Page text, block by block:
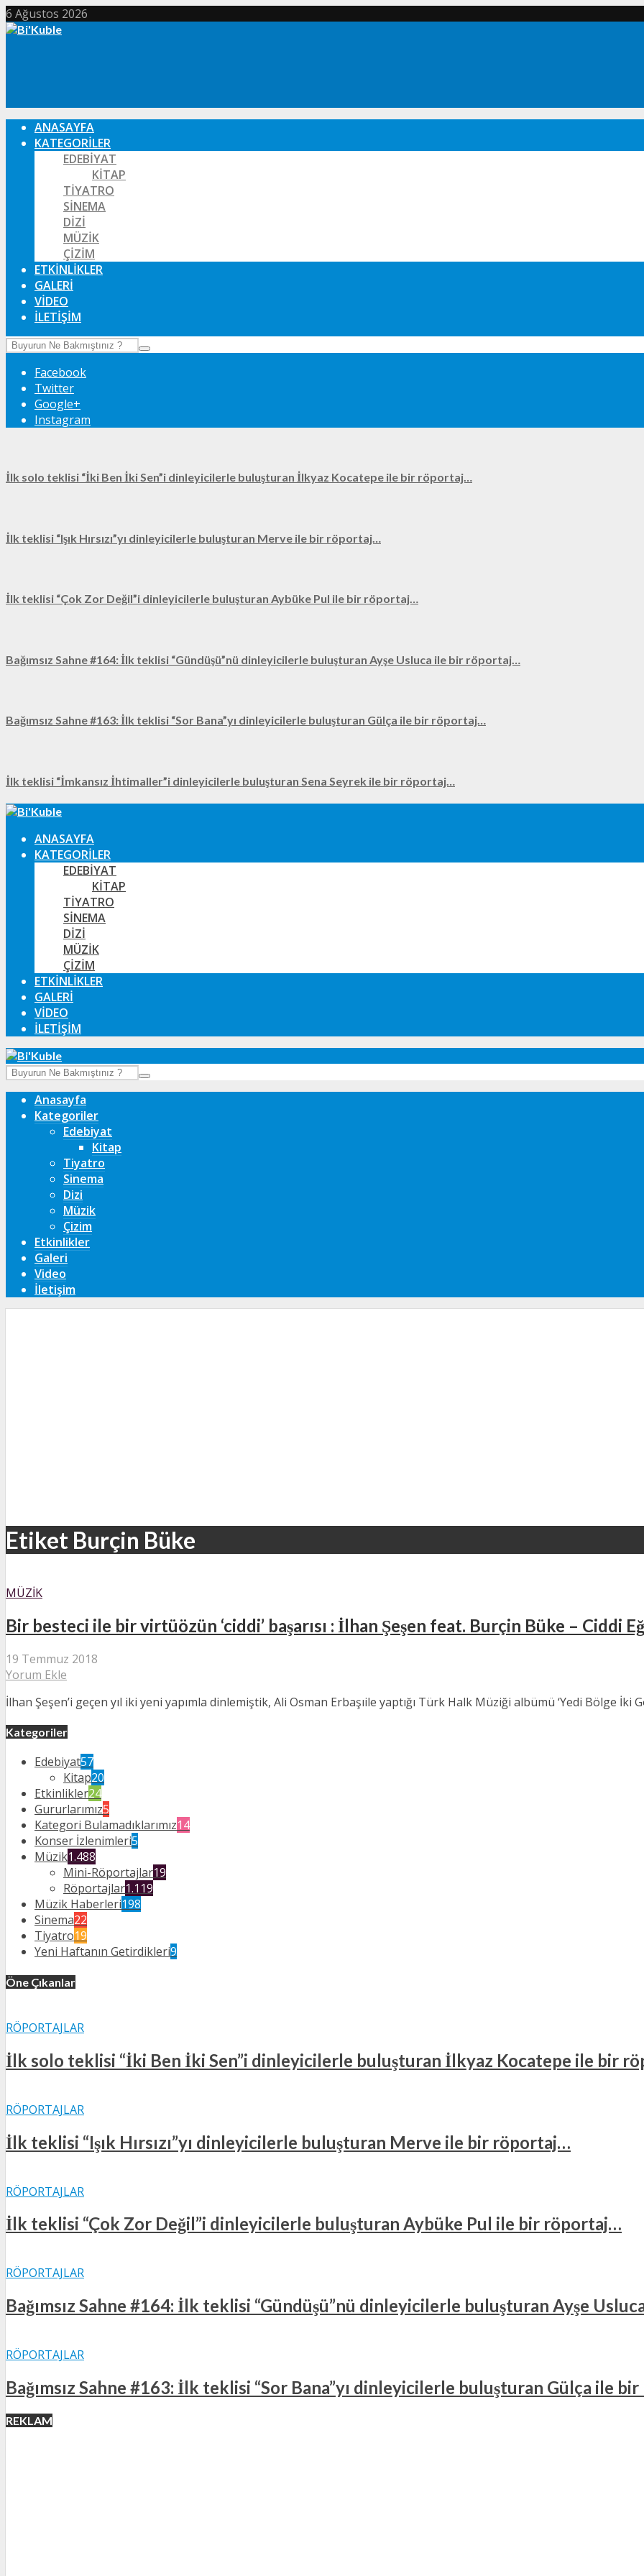
6 Ağustos 2026
ANASAYFA
KATEGORILER
EDEBIYAT
KITAP
TIYATRO
SINEMA
DIZI
MÜZIK
ÇIZIM
ETKINLIKLER
GALERI
VIDEO
İLETIŞIM
Facebook
Twitter
Google+
Instagram
İlk solo teklisi “İki Ben İki Sen”i dinleyicilerle buluşturan İlkyaz Kocatepe ile bir röportaj…
İlk teklisi “Işık Hırsızı”yı dinleyicilerle buluşturan Merve ile bir röportaj…
İlk teklisi “Çok Zor Değil”i dinleyicilerle buluşturan Aybüke Pul ile bir röportaj…
Bağımsız Sahne #164: İlk teklisi “Gündüşü”nü dinleyicilerle buluşturan Ayşe Usluca ile bir röportaj…
Bağımsız Sahne #163: İlk teklisi “Sor Bana”yı dinleyicilerle buluşturan Gülça ile bir röportaj…
İlk teklisi “İmkansız İhtimaller”i dinleyicilerle buluşturan Sena Seyrek ile bir röportaj…
ANASAYFA
KATEGORILER
EDEBIYAT
KITAP
TIYATRO
SINEMA
DIZI
MÜZIK
ÇIZIM
ETKINLIKLER
GALERI
VIDEO
İLETIŞIM
Anasayfa
Kategoriler
Edebiyat
Kitap
Tiyatro
Sinema
Dizi
Müzik
Çizim
Etkinlikler
Galeri
Video
İletişim
Etiket Burçin Büke
MÜZIK
Bir besteci ile bir virtüözün ‘ciddi’ başarısı : İlhan Şeşen feat. Burçin Büke – Ciddi
19 Temmuz 2018
Yorum Ekle
İlhan Şeşen’i geçen yıl iki yeni yapımla dinlemiştik, Ali Osman Erbaşıile yaptığı Türk Halk Müziği albümü ‘Yedi Bölge İki
Kategoriler
Edebiyat57
Kitap20
Etkinlikler24
Gururlarımız5
Kategori Bulamadıklarımız14
Konser İzlenimleri5
Müzik1.488
Mini-Röportajlar19
Röportajlar1.119
Müzik Haberleri198
Sinema22
Tiyatro19
Yeni Haftanın Getirdikleri9
Öne Çıkanlar
RÖPORTAJLAR
İlk solo teklisi “İki Ben İki Sen”i dinleyicilerle buluşturan İlkyaz Kocatepe ile bir
RÖPORTAJLAR
İlk teklisi “Işık Hırsızı”yı dinleyicilerle buluşturan Merve ile bir röportaj…
RÖPORTAJLAR
İlk teklisi “Çok Zor Değil”i dinleyicilerle buluşturan Aybüke Pul ile bir röportaj…
RÖPORTAJLAR
Bağımsız Sahne #164: İlk teklisi “Gündüşü”nü dinleyicilerle buluşturan Ayşe
RÖPORTAJLAR
Bağımsız Sahne #163: İlk teklisi “Sor Bana”yı dinleyicilerle buluşturan Gülça ile
REKLAM